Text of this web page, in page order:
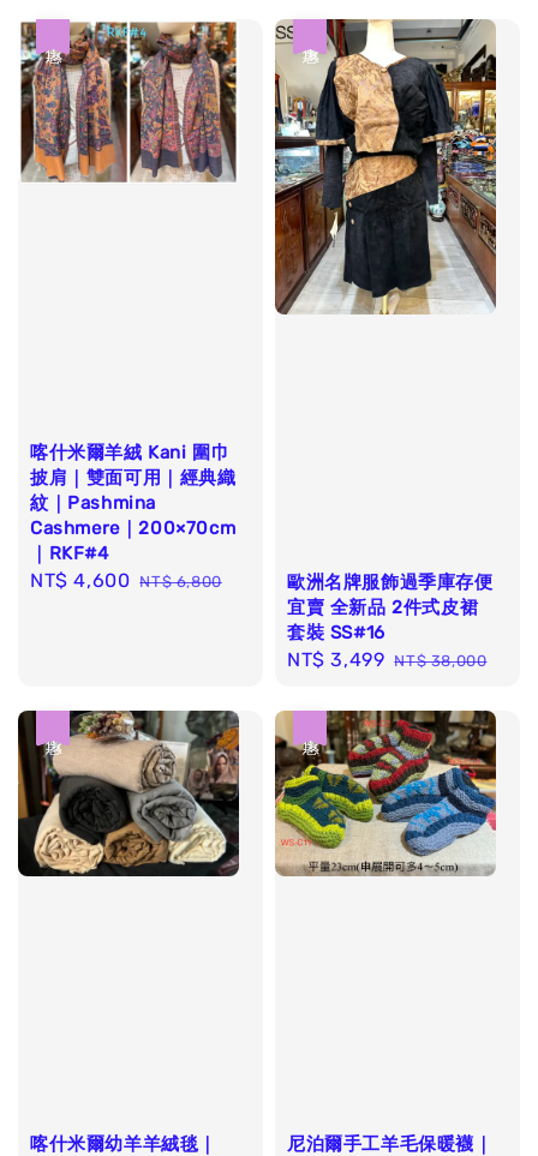
喀什米爾羊絨 Kani 圍巾
披肩｜雙面可用｜經典織
紋｜Pashmina
Cashmere｜200×70cm
｜RKF#4
Sale
NT$ 4,600 Regular
NT$ 6,800
歐洲名牌服飾過季庫存便
宜賣 全新品 2件式皮裙
套裝 SS#16
Sale
NT$ 3,499 Regular
NT$ 38,000
喀什米爾幼羊羊絨毯｜
尼泊爾手工羊毛保暖襪｜